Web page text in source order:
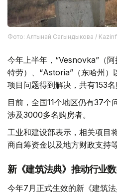
Фото: Алтынай Сагындыкова /
今年上半年，“Vesnovka”（
特劳）、“Astoria”（东哈州）
项目问题得到解决，共有153名
目前，全国11个地区仍有37个
涉及3000多名购房者。
工业和建设部表示，相关项目
商自筹资金以及地方财政支持
新《建筑法典》推动行业
今年7月正式生效的新《建筑